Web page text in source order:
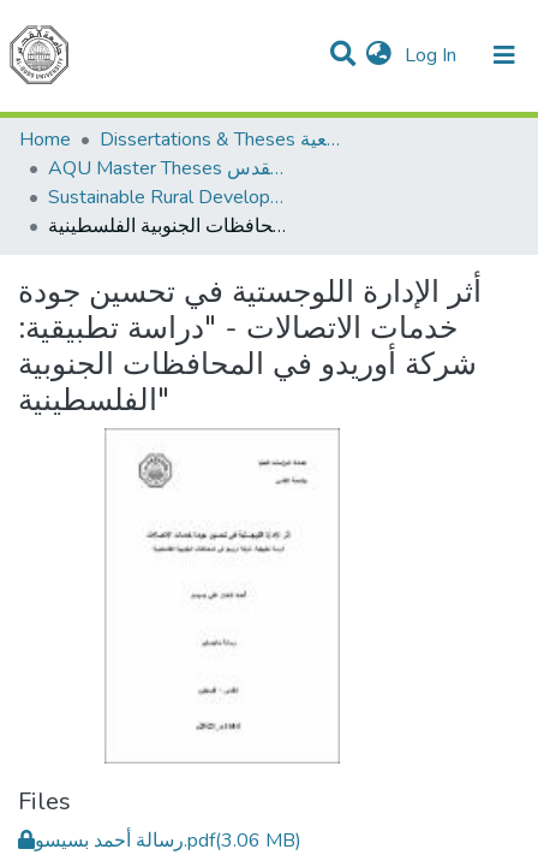
Log In (current)
Communities & Collections
All of DSpace
Home
Dissertations & Theses الرسائل الجامعية
AQU Master Theses الرسائل الجامعية الخاصة بجامعة القدس
Sustainable Rural Development التنمية الريفية المستدامة
أثر الإدارة اللوجستية في تحسين جودة خدمات الاتصالات - "دراسة تطبيقية: شركة أوريدو في المحافظات الجنوبية الفلسطينية"
أثر الإدارة اللوجستية في تحسين جودة
خدمات الاتصالات - "دراسة تطبيقية:
شركة أوريدو في المحافظات الجنوبية
الفلسطينية"
Files
رسالة أحمد بسيسو.pdf(3.06 MB)